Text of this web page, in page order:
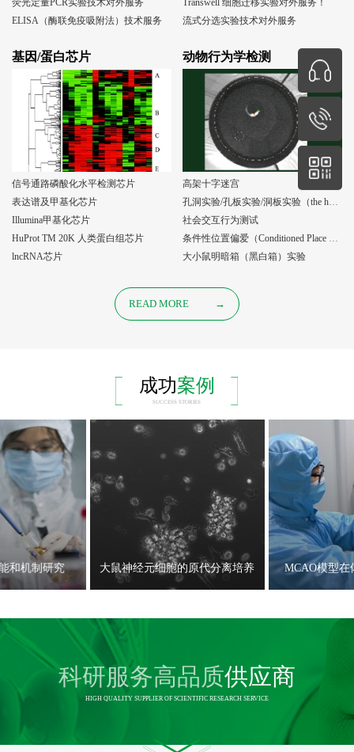
荧光定量PCR实验技术对外服务
ELISA（酶联免疫吸附法）技术服务
Transwell 细胞迁移实验对外服务！
流式分选实验技术对外服务
基因/蛋白芯片
信号通路磷酸化水平检测芯片
表达谱及甲基化芯片
Illumina甲基化芯片
HuProt TM 20K 人类蛋白组芯片
lncRNA芯片
动物行为学检测
高架十字迷宫
孔洞实验/孔板实验/洞板实验（the holeboard test）
社会交互行为测试
条件性位置偏爱（Conditioned Place Preference, CPP）实验
大小鼠明暗箱（黑白箱）实验
READ MORE →
成功案例
SUCCESS STORIES
和机制研究 大鼠神经元细胞的原代分离培养 MCAO模型在
科研服务高品质供应商
HIGH QUALITY SUPPLIER OF SCIENTIFIC RESEARCH SERVICE